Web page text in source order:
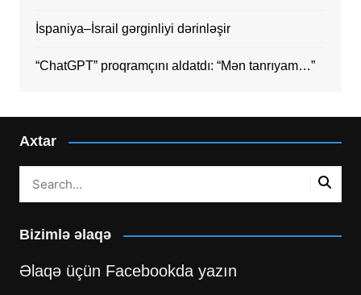
İspaniya–İsrail gərginliyi dərinləşir
“ChatGPT” proqramçını aldatdı: “Mən tanrıyam…”
Axtar
Bizimlə əlaqə
Əlaqə üçün Facebookda yazın